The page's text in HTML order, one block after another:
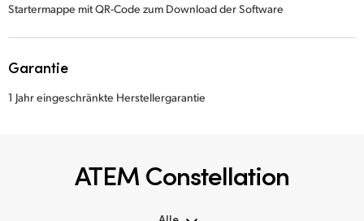
Startermappe mit QR-Code zum Download der Software
Garantie
1 Jahr eingeschränkte Herstellergarantie
ATEM Constellation